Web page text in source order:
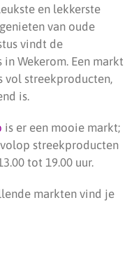
en lekkerste
van oude
vindt de
in Wekerom. Een markt
vol streekproducten,
is.
is er een mooie markt;
streekproducten
tot 19.00 uur.
markten vind je